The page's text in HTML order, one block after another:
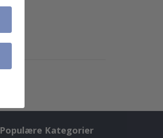
Populære Kategorier